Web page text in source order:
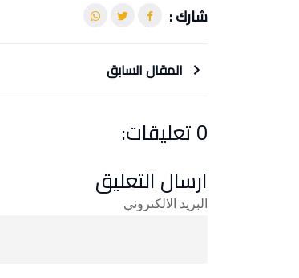
شارك :
المقال السابق
0 تعليقات:
ارسال التعليق
البريد الالكتروني